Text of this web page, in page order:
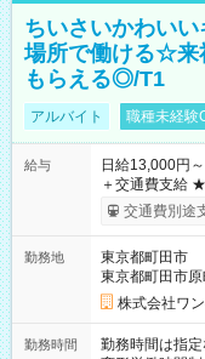
ちいさいかわい
場所で働ける☆来
もらえる◎/T1
アルバイト 職種未経験
給与
日給13,000円～
＋交通費支給 ★交通費全額支給！ ┗案件により規定あり ★日払
いOK！（規定
ンビニATMから 日
交通費別途
勤務地
東京都町田市
東京都町田市原
株式会社ワ
勤務時間
勤務時間は指定